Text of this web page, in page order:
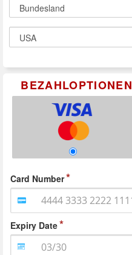
BEZAHLOPTIONEN
Card Number
Expiry Date